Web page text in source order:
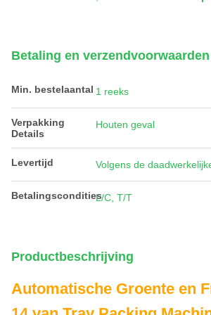
Betaling en verzendvoorwaarden
Min. bestelaantal 1 reeks
Verpakking
Details
Houten geval
Levertijd Volgens de
BetalingsconditiesL/C, T/T
Productbeschrijving
Automatische Groente en